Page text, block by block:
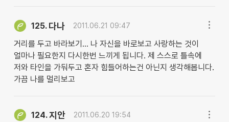
125. 다나 2011.06.21 09:47
거리를 두고 바라보기... 나 자신을 바로보고 사랑하는 것이
얼마나 필요한지 다시한번 느끼게 됩니다. 제 스스로 틀속에
저와 타인을 가둬두고 혼자 힘들어하는건 아닌지 생각해봅니다.
가끔 나를 멀리보고
124.지안 2011.06.20 19:54